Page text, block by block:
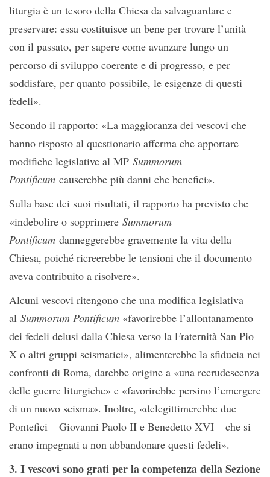
liturgia è un tesoro della Chiesa da salvaguardare e
preservare: essa costituisce un bene per trovare l’unità
con il passato, per sapere come avanzare lungo un
percorso di sviluppo coerente e di progresso, e per
soddisfare, per quanto possibile, le esigenze di questi
fedeli».
Secondo il rapporto: «La maggioranza dei vescovi che
hanno risposto al questionario afferma che apportare
modifiche legislative al MP Summorum
Pontificum causerebbe più danni che benefici».
Sulla base dei suoi risultati, il rapporto ha previsto che
«indebolire o sopprimere Summorum
Pontificum danneggerebbe gravemente la vita della
Chiesa, poiché ricreerebbe le tensioni che il documento
aveva contribuito a risolvere».
Alcuni vescovi ritengono che una modifica legislativa
al Summorum Pontificum «favorirebbe l’allontanamento
dei fedeli delusi dalla Chiesa verso la Fraternità San Pio
X o altri gruppi scismatici», alimenterebbe la sfiducia nei
confronti di Roma, darebbe origine a «una recrudescenza
delle guerre liturgiche» e «favorirebbe persino l’emergere
di un nuovo scisma». Inoltre, «delegittimerebbe due
Pontefici – Giovanni Paolo II e Benedetto XVI – che si
erano impegnati a non abbandonare questi fedeli».
3. I vescovi sono grati per la competenza della Sezione